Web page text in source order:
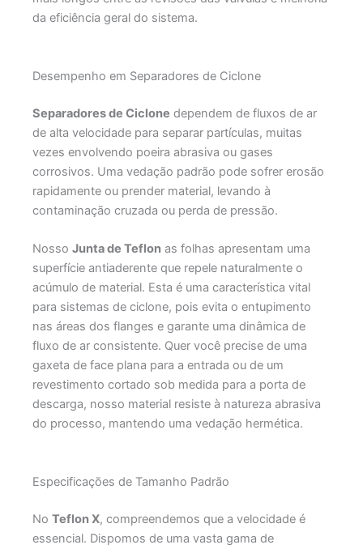
da eficiência geral do sistema.
Desempenho em Separadores de Ciclone
Separadores de Ciclone dependem de fluxos de ar
de alta velocidade para separar partículas, muitas
vezes envolvendo poeira abrasiva ou gases
corrosivos. Uma vedação padrão pode sofrer erosão
rapidamente ou prender material, levando à
contaminação cruzada ou perda de pressão.
Nosso Junta de Teflon as folhas apresentam uma
superfície antiaderente que repele naturalmente o
acúmulo de material. Esta é uma característica vital
para sistemas de ciclone, pois evita o entupimento
nas áreas dos flanges e garante uma dinâmica de
fluxo de ar consistente. Quer você precise de uma
gaxeta de face plana para a entrada ou de um
revestimento cortado sob medida para a porta de
descarga, nosso material resiste à natureza abrasiva
do processo, mantendo uma vedação hermética.
Especificações de Tamanho Padrão
No Teflon X, compreendemos que a velocidade é
essencial. Dispomos de uma vasta gama de